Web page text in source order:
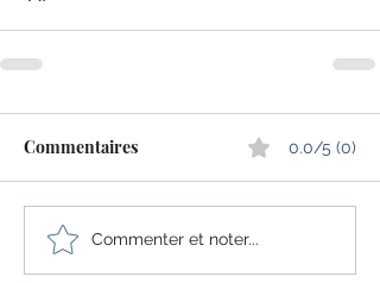
Commentaires 0.0/5 (0)
Commenter et noter...